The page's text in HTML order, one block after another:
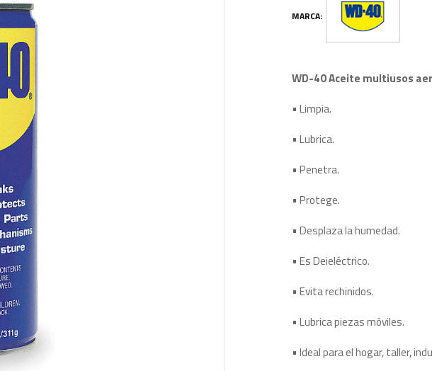
MARCA:
WD-40 Aceite multiusos
• Limpia.
• Lubrica.
• Penetra.
• Protege.
• Desplaza la humedad.
• Es Deieléctrico.
• Evita rechinidos.
• Lubrica piezas móviles.
• Ideal para el hogar, taller,